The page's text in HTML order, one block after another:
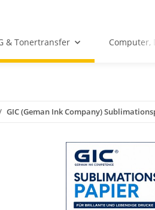
& Tonertransfer Computer,
GIC (Geman Ink Company)